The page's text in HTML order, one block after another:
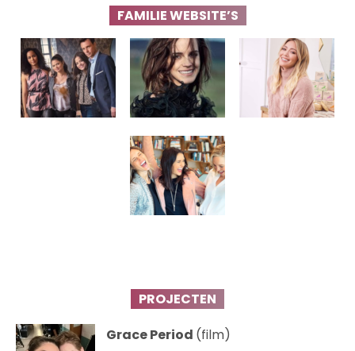
FAMILIE WEBSITE’S
PROJECTEN
Grace Period (film)